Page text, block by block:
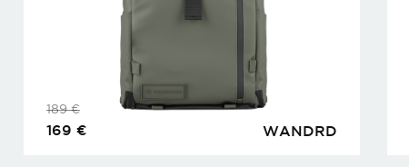
WANDRD
189€
169 €